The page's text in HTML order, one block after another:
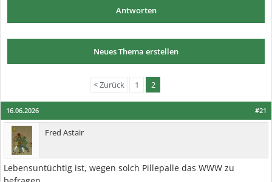
Antworten
Neues Thema erstellen
< Zurück 1 2
#21
16.06.2026
Fred Astair
Lebensuntüchtig ist, wegen solch Pillepalle das WWW zu